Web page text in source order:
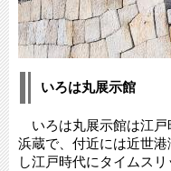
いろは丸展示館
いろは丸展示館は江戸
浜蔵で、付近には近世
し江戸時代にタイムスリ